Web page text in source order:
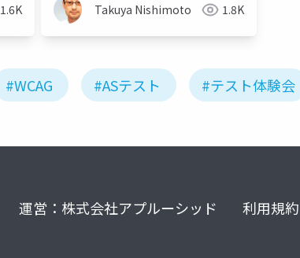
1.6K Takuya Nishimoto 1.8K
#WCAG #ASテスト #テスト体験会
運営：株式会社アプルーシッド 利用規約